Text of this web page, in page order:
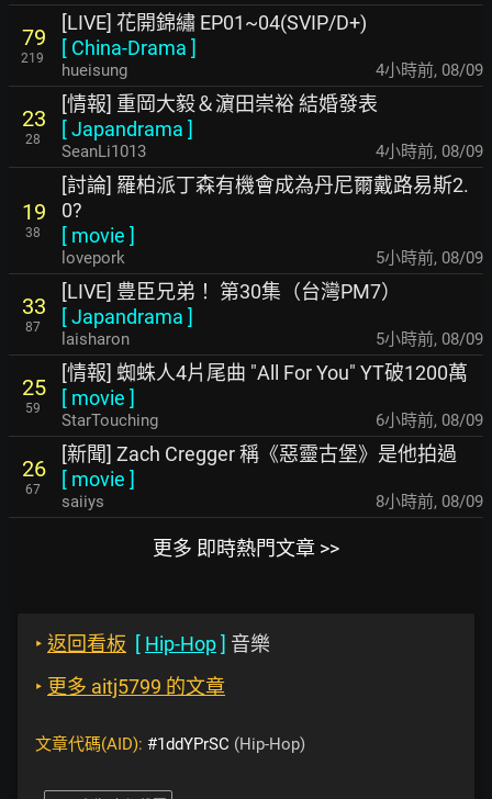
79
219
[LIVE] 花開錦繡 EP01~04(SVIP/D+)
[ China-Drama ]
hueisung 4小時前, 08/09
23
28
[情報] 重岡大毅＆濵田崇裕 結婚發表
[Japandrama ]
SeanLi1013 4小時前, 08/09
19
38
[討論] 羅柏派丁森有機會成為丹尼爾戴路易斯2.
0?
[ movie ]
lovepork 5小時前, 08/09
33
87
[LIVE] 豊臣兄弟！ 第30集（台灣PM7）
[Japandrama ]
laisharon 5小時前, 08/09
25
59
[情報] 蜘蛛人4片尾曲 "All For You" YT破1200萬
[ movie ]
StarTouching 6小時前, 08/09
26
67
[新聞] Zach Cregger 稱《惡靈古堡》是他拍過
[ movie ]
saiiys 8小時前, 08/09
更多 即時熱門文章 >>
‣ 返回看板 [ Hip-Hop] 音樂
‣ 更多 aitj5799 的文章
文章代碼(AID): #1ddYPrSC (Hip-Hop)